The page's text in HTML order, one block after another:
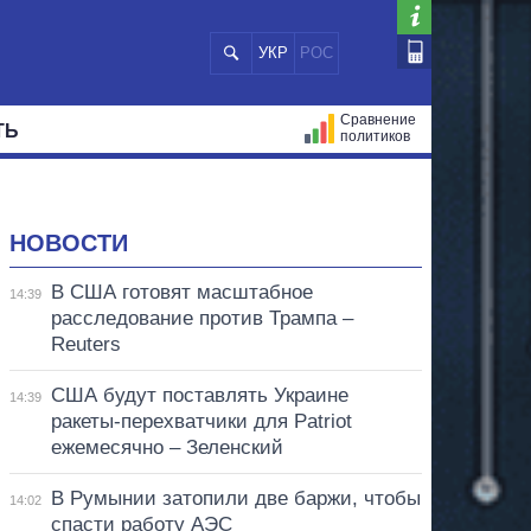
УКР РОС
Сравнение
политиков
НОВОСТИ
14:39
В США готовят масштабное
расследование против Трампа –
Reuters
14:39
США будут поставлять Украине
ракеты-перехватчики для Patriot
ежемесячно – Зеленский
14:02
В Румынии затопили две баржи, чтобы
спасти работу АЭС